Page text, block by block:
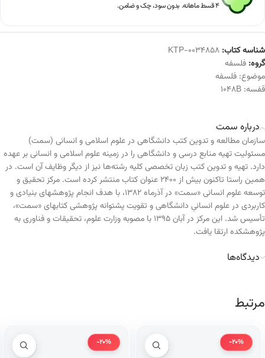
۴ قسط ماهانه. بدون سود، چک و ضامن.
شناسه کتاب: KTP-0034858
گروه: فلسفه
موضوع: فلسفه
قفسه: 1048B
درباره سمت
سازمان مطالعه و تدوین کتب دانشگاهی در علوم اسلامی و انسانی (سمت)
مسئولیت تهیه منابع درسی و دانشگاهی را در زمینه علوم اسلامی و انسانی بر عهده
دارد. تهیه و تدوین کتب زبان تخصصی کلیه رشته‌ها نیز از دیگر وظایف آن است. در
همین راستا تاکنون بیش از ۲۴۰۰ عنوان کتاب منتشر کرده است. مرکز تحقیق و
توسعه علوم انسانی «سمت» در آذرماه ۱۳۸۲، با هدف انجام پژوهشهای بنیادی و
کاربردی در علوم انسانیِ دانشگاهی و تقویت پشتوانه پژوهشی کتابهای «سمت»،
تأسیس شد. این مرکز در آبان ۱۳۹۵ با مصوبه وزارت علوم، تحقیقات و فناوری به
پژوهشکده ارتقا یافت.
دیدگاه‌ها
مرتبط
-20%
-20%